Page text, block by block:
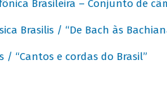
Brasileira – Conjunto de
Brasilis / “De Bach às
/ “Cantos e cordas do Brasil”